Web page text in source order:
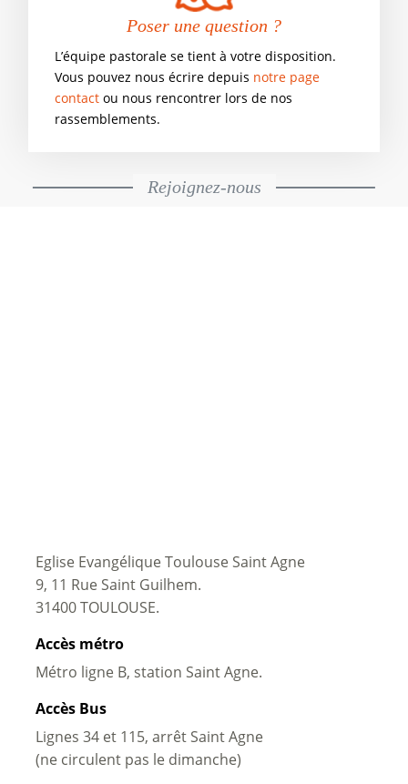
Poser une question ?
L’équipe pastorale se tient à votre disposition.
Vous pouvez nous écrire depuis notre page
contactou nous rencontrer lors de nos
rassemblements.
Rejoignez-nous
Eglise Evangélique Toulouse Saint Agne
9, 11 Rue Saint Guilhem.
31400 TOULOUSE.
Accès métro
Métro ligne B, station Saint Agne.
Accès Bus
Lignes 34 et 115, arrêt Saint Agne
(ne circulent pas le dimanche)